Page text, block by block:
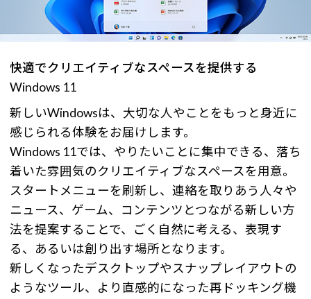
快適でクリエイティブなスペースを提供する
Windows 11
新しいWindowsは、大切な人やことをもっと身近に
感じられる体験をお届けします。
Windows 11では、やりたいことに集中できる、落ち
着いた雰囲気のクリエイティブなスペースを用意。
スタートメニューを刷新し、連絡を取りあう人々や
ニュース、ゲーム、コンテンツとつながる新しい方
法を提案することで、ごく自然に考える、表現す
る、あるいは創り出す場所となります。
新しくなったデスクトップやスナップレイアウトの
ようなツール、より直感的になった再ドッキング機